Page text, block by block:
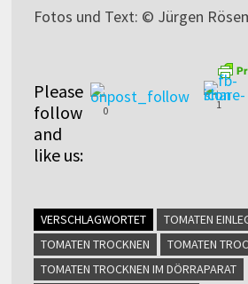
Fotos und Text: © Jürgen
Please
follow
and
like us:
0 1
VERSCHLAGWORTET
TOMATEN
TOMATEN TROCKNEN
TOMATEN
TOMATEN TROCKNEN IM DÖRRAPARAT